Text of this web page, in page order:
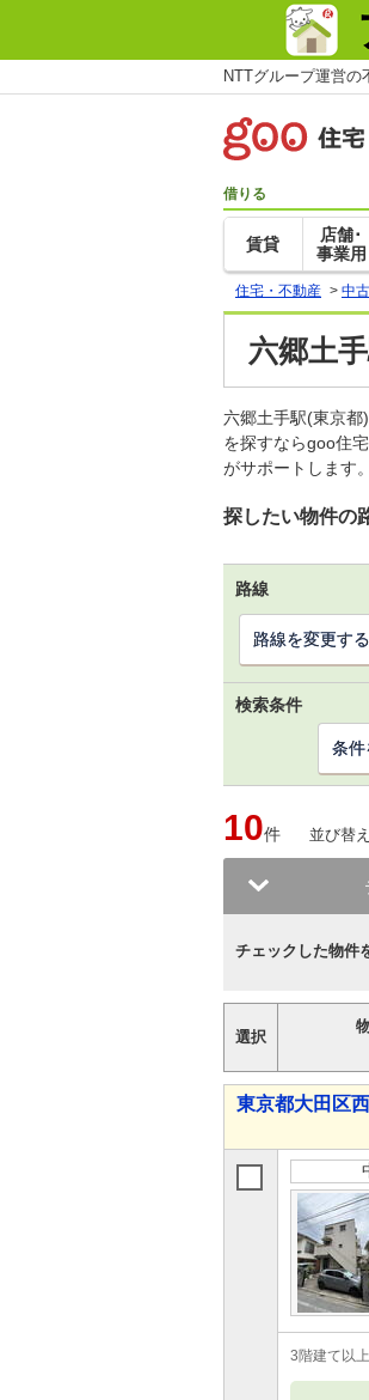
NTTグループ運営の
借りる
賃貸
店舗･
事業用
住宅・不動産 > 中
六郷土
六郷土手駅(東京都
を探すならgoo住
がサポートします。
探したい物件の
路線
路線を変更する
検索条件
条件
10件 並び替え
チェックした物件
選択
東京都大田区
3階建て以上